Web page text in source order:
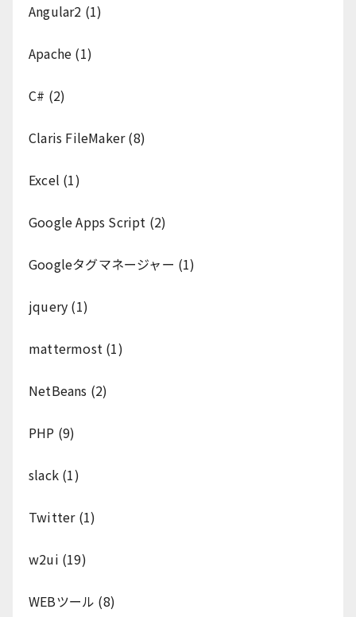
Angular2 (1)
Apache (1)
C# (2)
Claris FileMaker(8)
Excel (1)
Google Apps Script (2)
Googleタグマネージャー (1)
jquery (1)
mattermost (1)
NetBeans (2)
PHP (9)
slack (1)
Twitter(1)
w2ui (19)
WEBツール (8)